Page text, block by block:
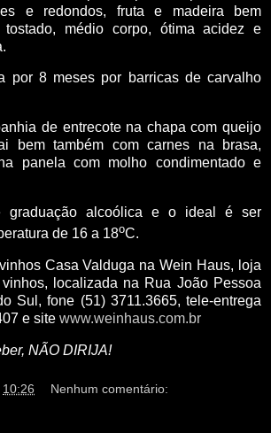
e redondos, fruta e madeira bem
tostado, médio corpo, ótima acidez e
por 8 meses por barricas de carvalho
de entrecote na chapa com queijo
bem também com carnes na brasa,
panela com molho condimentado e
graduação alcoólica e o ideal é ser
de 16 a 18oC.
Casa Valduga na Wein Haus, loja
localizada na Rua João Pessoa
Sul, fone (51) 3711.3665, tele-entrega
e site www.weinhaus.com.br
NÃO DIRIJA!
10:26 Nenhum comentário: